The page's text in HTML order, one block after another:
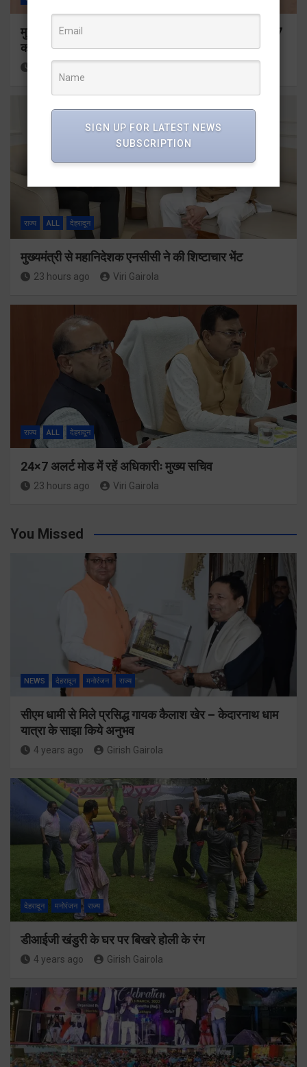
मुख्यमंत्री ने प्रदान की विभिन्न विकास योजनाओं के लिए 1967
करोड़ की वित्तीय स्वीकृति
राज्य ALL देहरादून
मुख्यमंत्री से महानिदेशक एनसीसी ने की शिष्टाचार भेंट
23 hours ago Viri Gairola
राज्य ALL देहरादून
24×7 अलर्ट मोड में रहें अधिकारीः मुख्य सचिव
23 hours ago Viri Gairola
You Missed
NEWS देहरादून मनोरंजन राज्य
सीएम धामी से मिले प्रसिद्ध गायक कैलाश खेर – केदारनाथ धाम
यात्रा के साझा किये अनुभव
4 years ago Girish Gairola
देहरादून मनोरंजन राज्य
डीआईजी खंडुरी के घर पर बिखरे होली के रंग
4 years ago Girish Gairola
SIGN UP FOR LATEST NEWS
SUBSCRIPTION